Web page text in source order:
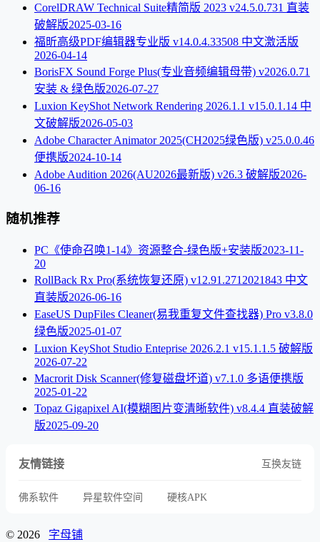
CorelDRAW Technical Suite精简版 2023 v24.5.0.731 直装
破解版2025-03-16
福昕高级PDF编辑器专业版 v14.0.4.33508 中文激活版
2026-04-14
BorisFX Sound Forge Plus(专业音频编辑母带) v2026.0.71
安装 & 绿色版2026-07-27
Luxion KeyShot Network Rendering 2026.1.1 v15.0.1.14 中
文破解版2026-05-03
Adobe Character Animator 2025(CH2025绿色版) v25.0.0.46
便携版2024-10-14
Adobe Audition 2026(AU2026最新版) v26.3 破解版2026-
06-16
随机推荐
PC《使命召唤1-14》资源整合-绿色版+安装版2023-11-
20
RollBack Rx Pro(系统恢复还原) v12.91.2712021843 中文
直装版2026-06-16
EaseUS DupFiles Cleaner(易我重复文件查找器) Pro v3.8.0
绿色版2025-01-07
Luxion KeyShot Studio Enteprise 2026.2.1 v15.1.1.5 破解版
2026-07-22
Macrorit Disk Scanner(修复磁盘坏道) v7.1.0 多语便携版
2025-01-22
Topaz Gigapixel AI(模糊图片变清晰软件) v8.4.4 直装破解
版2025-09-20
友情链接 互换友链
佛系软件 异星软件空间 硬核APK
© 2026 字母铺